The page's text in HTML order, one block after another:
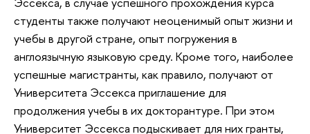
студенты также получают неоценимый опыт жизни и
учебы в другой стране, опыт погружения в
англоязычную языковую среду. Кроме того, наиболее
успешные магистранты, как правило, получают от
Университета Эссекса приглашение для
продолжения учебы в их докторантуре. При этом
Университет Эссекса подыскивает для них гранты,